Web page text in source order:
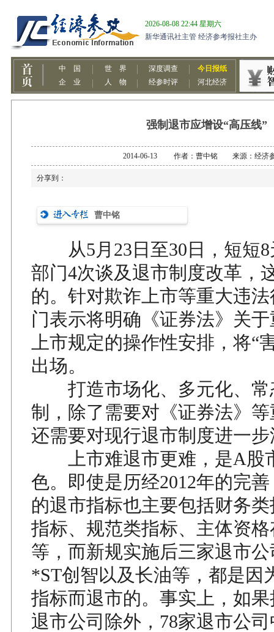
强制退市应增设“高压线”
2014-06-13 作者：曹中铭 来源：经济
分享到：
曹中铭
从5月23日至30日，短短8
部门4次谈及退市制度改革，
的。针对欺诈上市等重大违
门表示将明确《证券法》关
上市规定的操作性安排，将“
出场。
打造市场化、多元化、常
制，除了需要对《证券法》
还需要对现行退市制度进一
上市难退市更难，是A股
色。即使是历经2012年的完
的退市指标也主要包括财务
指标、规范类指标、主体资
等，而新规实施后三家退市
*ST创智以及长油等，都是因
指标而退市的。事实上，如
退市公司除外，78家退市公